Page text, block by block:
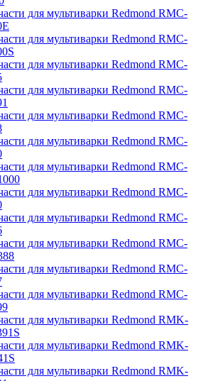
для мультиварки Redmond RMC-
для мультиварки Redmond RMC-
для мультиварки Redmond RMC-
для мультиварки Redmond RMC-
для мультиварки Redmond RMC-
для мультиварки Redmond RMC-
для мультиварки Redmond RMC-
для мультиварки Redmond RMC-
для мультиварки Redmond RMC-
для мультиварки Redmond RMC-
для мультиварки Redmond RMC-
для мультиварки Redmond RMC-
для мультиварки Redmond RMK-
для мультиварки Redmond RMK-
для мультиварки Redmond RMK-